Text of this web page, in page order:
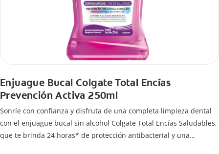
Enjuague Bucal Colgate Total Encías
Prevención Activa 250ml
Sonríe con confianza y disfruta de una completa limpieza dental
con el enjuague bucal sin alcohol Colgate Total Encías Saludables,
que te brinda 24 horas* de protección antibacterial y una